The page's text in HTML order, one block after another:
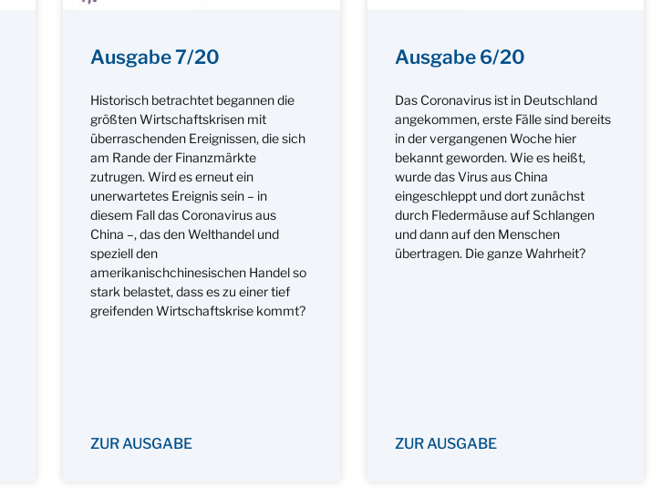
Ausgabe 7/20
Historisch betrachtet begannen die
größten Wirtschaftskrisen mit
überraschenden Ereignissen, die sich
am Rande der Finanzmärkte
zutrugen. Wird es erneut ein
unerwartetes Ereignis sein – in
diesem Fall das Coronavirus aus
China –, das den Welthandel und
speziell den
amerikanischchinesischen Handel so
stark belastet, dass es zu einer tief
greifenden Wirtschaftskrise kommt?
ZUR AUSGABE
Ausgabe 6/20
Das Coronavirus ist in Deutschland
angekommen, erste Fälle sind bereits
in der vergangenen Woche hier
bekannt geworden. Wie es heißt,
wurde das Virus aus China
eingeschleppt und dort zunächst
durch Fledermäuse auf Schlangen
und dann auf den Menschen
übertragen. Die ganze Wahrheit?
ZUR AUSGABE